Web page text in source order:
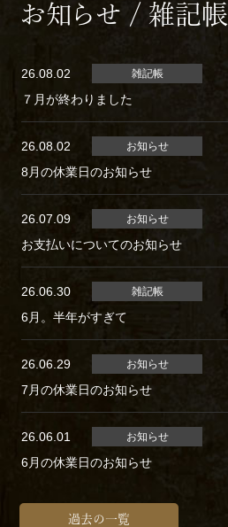
お知らせ / 雑記帳
26.08.02 雑記帳
７月が終わりました
26.08.02 お知らせ
8月の休業日のお知らせ
26.07.09 お知らせ
お支払いについてのお知らせ
26.06.30 雑記帳
6月。半年がすぎて
26.06.29 お知らせ
7月の休業日のお知らせ
26.06.01 お知らせ
6月の休業日のお知らせ
過去の一覧